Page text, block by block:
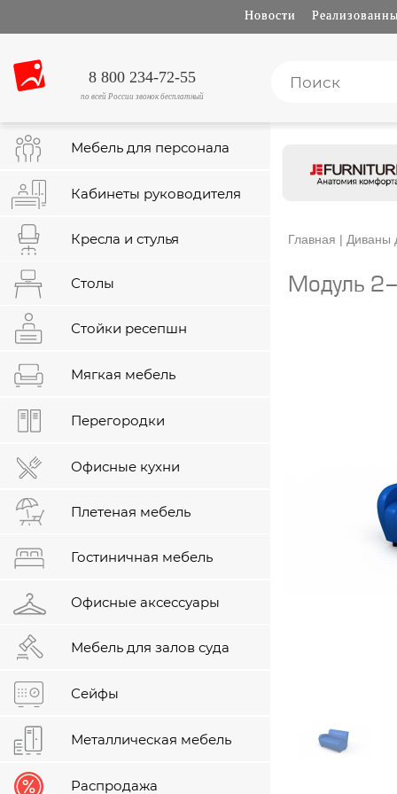
Новости
8 800 234-72-55
по всей России звонок бесплатный
Главная | Диваны
Модуль
Мебель для персонала
Кабинеты руководителя
Кресла и стулья
Столы
Стойки ресепшн
Мягкая мебель
Перегородки
Офисные кухни
Плетеная мебель
Гостиничная мебель
Офисные аксессуары
Мебель для залов суда
Сейфы
Металлическая мебель
Распродажа